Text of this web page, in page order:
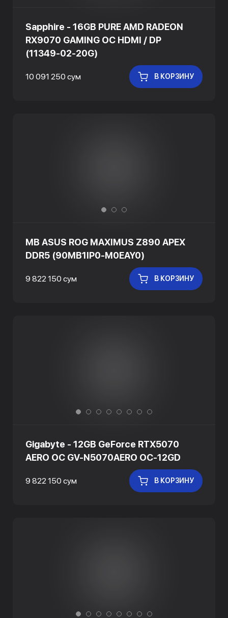
Sapphire - 16GB PURE AMD RADEON
RX9070 GAMING OC HDMI / DP
(11349-02-20G)
10 091 250 сум В КОРЗИНУ
MB ASUS ROG MAXIMUS Z890 APEX
DDR5 (90MB1IP0-M0EAY0)
9 822 150 сум В КОРЗИНУ
Gigabyte - 12GB GeForce RTX5070
AERO OC GV-N5070AERO OC-12GD
9 822 150 сум В КОРЗИНУ